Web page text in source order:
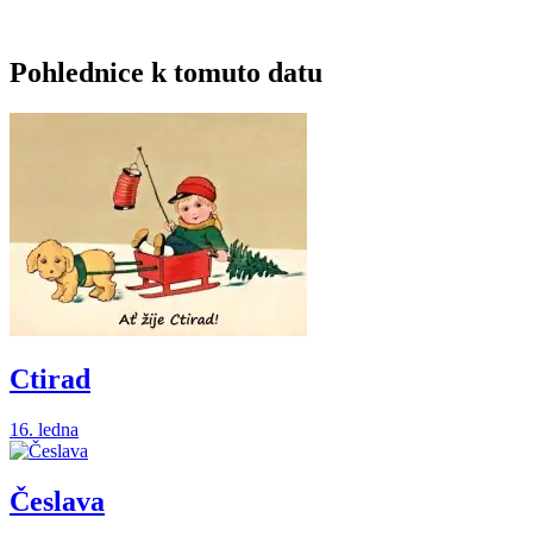
Pohlednice k tomuto datu
Ctirad
16. ledna
Česlava